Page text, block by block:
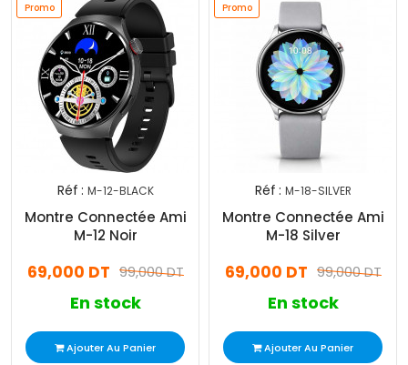
Promo
Réf : M-12-BLACK
Montre Connectée Ami
M-12 Noir
99,000 DT
69,000 DT
En stock
Ajouter Au Panier
Promo
Réf : M-18-SILVER
Montre Connectée Ami
M-18 Silver
99,000 DT
69,000 DT
En stock
Ajouter Au Panier